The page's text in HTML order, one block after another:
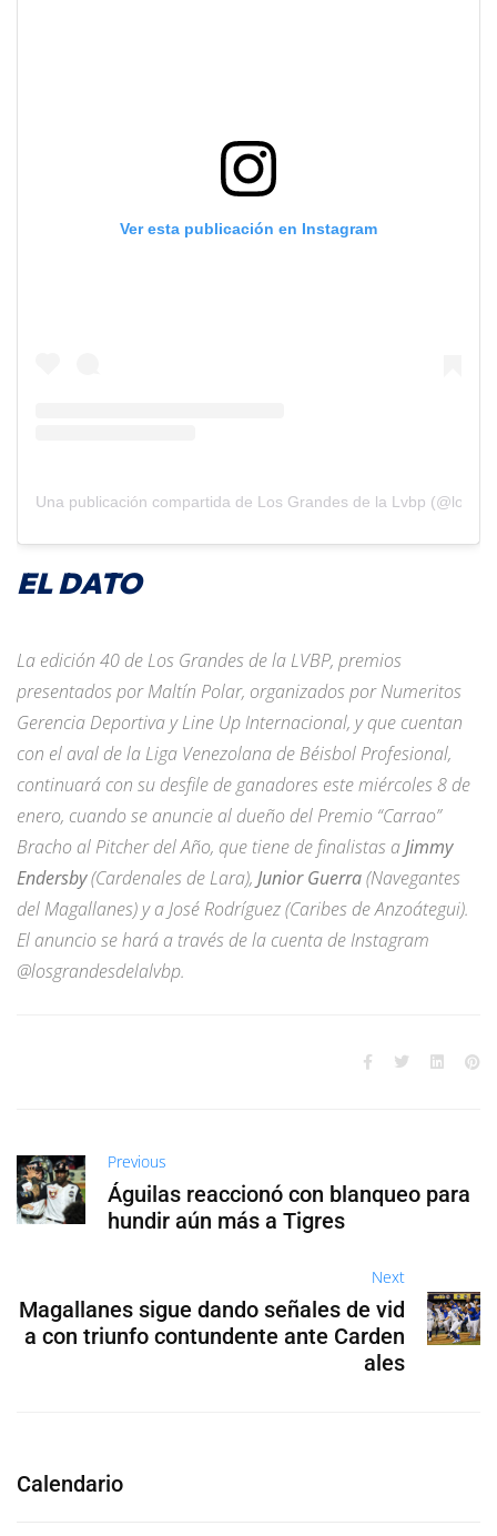
Ver esta publicación en Instagram
Una publicación compartida de Los Grandes de la Lvbp
EL DATO
La edición 40 de Los Grandes de la LVBP, premios
presentados por Maltín Polar, organizados por Numeritos
Gerencia Deportiva y Line Up Internacional, y que cuentan
con el aval de la Liga Venezolana de Béisbol Profesional,
continuará con su desfile de ganadores este miércoles 8 de
enero, cuando se anuncie al dueño del Premio “Carrao”
Bracho al Pitcher del Año, que tiene de finalistas aJimmy
Endersby(Cardenales de Lara), Junior Guerra(Navegantes
del Magallanes) y a José Rodríguez (Caribes de Anzoátegui).
El anuncio se hará a través de la cuenta de Instagram
@losgrandesdelalvbp.
Previous
Águilas reaccionó con blanqueo para
hundir aún más a Tigres
Next
Magallanes sigue dando señales de vid
a con triunfo contundente ante Carden
ales
Calendario